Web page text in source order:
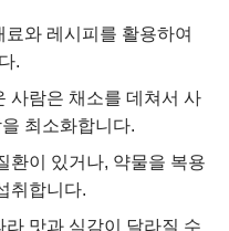
료와 레시피를 활용하여
.
사람은 채소를 데쳐서 사
최소화합니다.
환이 있거나, 약물을 복용
취합니다.
라 맛과 식감이 달라질 수